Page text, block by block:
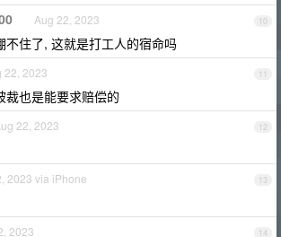
10
Aug 22, 2023
不住了, 这就是打工人的宿命吗
11
22, 2023
裁也是能要求赔偿的
12
22, 2023
13
2023 via iPhone
14
2023